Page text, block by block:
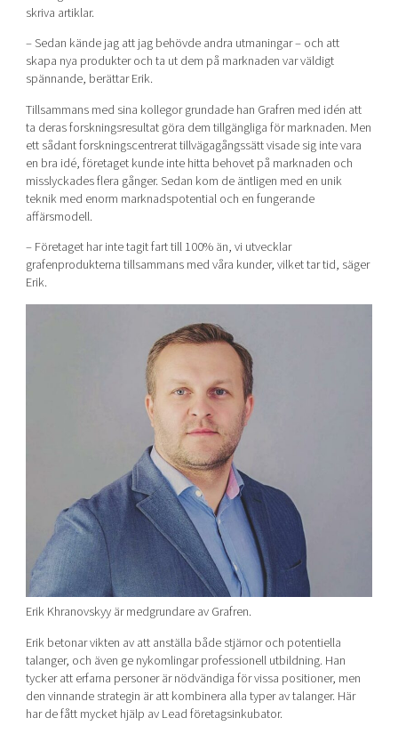
Current offers and activities
Reach out to us
Locations
skriva artiklar.
– Sedan kände jag att jag behövde andra utmaningar – och att
skapa nya produkter och ta ut dem på marknaden var väldigt
spännande, berättar Erik.
Tillsammans med sina kollegor grundade han Grafren med idén att
ta deras forskningsresultat göra dem tillgängliga för marknaden. Men
ett sådant forskningscentrerat tillvägagångssätt visade sig inte vara
en bra idé, företaget kunde inte hitta behovet på marknaden och
misslyckades flera gånger. Sedan kom de äntligen med en unik
teknik med enorm marknadspotential och en fungerande
affärsmodell.
– Företaget har inte tagit fart till 100% än, vi utvecklar
grafenprodukterna tillsammans med våra kunder, vilket tar tid, säger
Erik.
Erik Khranovskyy är medgrundare av Grafren.
Erik betonar vikten av att anställa både stjärnor och potentiella
talanger, och även ge nykomlingar professionell utbildning. Han
tycker att erfarna personer är nödvändiga för vissa positioner, men
den vinnande strategin är att kombinera alla typer av talanger. Här
har de fått mycket hjälp av Lead företagsinkubator.